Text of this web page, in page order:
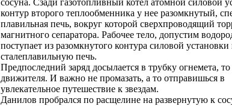
сосуна. Сзади газотопливный котел атомной силовой
контур второго теплообменника у нее разомкнутый,
плавильная печь, вокруг которой сверхпроводящий
магнитного сепаратора. Рабочее тело, допустим
поступает из разомкнутого контура силовой установки
сталеплавильную печь.
Предпоследний заряд досылается в трубку огнемета, то
движителя. И важно не промазать, а то отправишься в
увлекательное путешествие к звездам.
Данилов пробрался по расщелине на развернутую к